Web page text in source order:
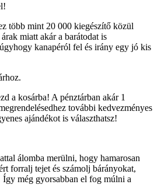
több mint 20 000 kiegészítő közül
miatt akár a barátodat is
kanapéról fel és irány egy jó kis
a kosárba! A pénztárban akár 1
további kedvezményes
ajándékot is választhatsz!
álomba merülni, hogy hamarosan
forralj tejet és számolj bárányokat,
még gyorsabban el fog múlni a